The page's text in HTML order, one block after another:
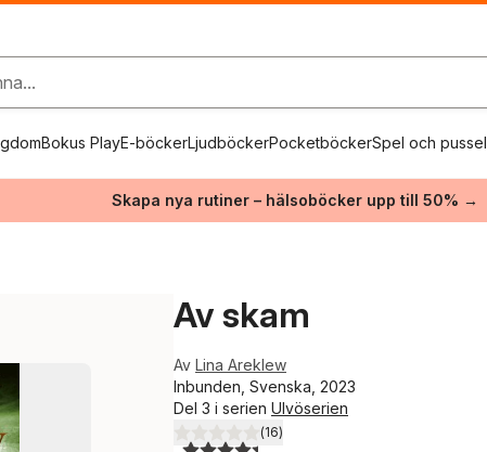
Bokus PlayE-böckerLjudböckerPocketböckerSpel och pussel
Skapa nya rutiner – hälsoböcker upp till 50% →
Av skam
Av Lina Areklew
Inbunden, Svenska, 2023
Del 3 i serien Ulvöserien
4,4utav 5 stjärnor. Totalt antal röster:
(16)